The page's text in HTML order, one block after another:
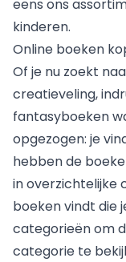
eens ons
kinderen.
Online boeken
Of je nu zoekt
creatieveling,
fantasyboeken
opgezogen: je
hebben de
in overzichtelijke
boeken vindt die
categorieën om
categorie te